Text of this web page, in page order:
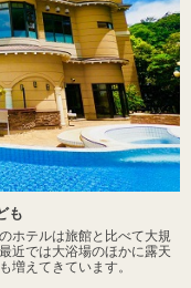
も
ホテルは旅館と比べて大規
近では大浴場のほかに露天
増えてきています。